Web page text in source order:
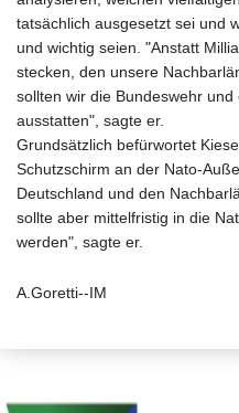
tatsächlich ausgesetzt sei und
und wichtig seien. "Anstatt
stecken, den unsere
sollten wir die Bundeswehr
ausstatten", sagte er.
Grundsätzlich befürwortet
Schutzschirm an der Nato-
Deutschland und den
sollte aber mittelfristig in die
werden", sagte er.
A.Goretti--IM